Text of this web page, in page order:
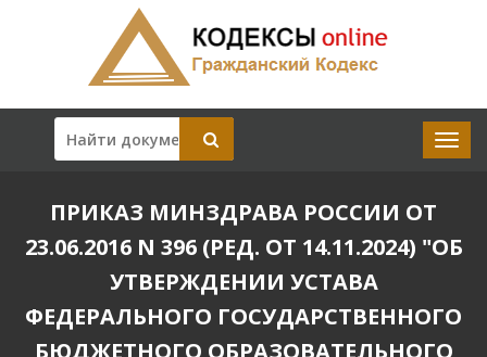
ПРИКАЗ МИНЗДРАВА РОССИИ ОТ
23.06.2016 N 396 (РЕД. ОТ 14.11.2024) "ОБ
УТВЕРЖДЕНИИ УСТАВА
ФЕДЕРАЛЬНОГО ГОСУДАРСТВЕННОГО
БЮДЖЕТНОГО ОБРАЗОВАТЕЛЬНОГО